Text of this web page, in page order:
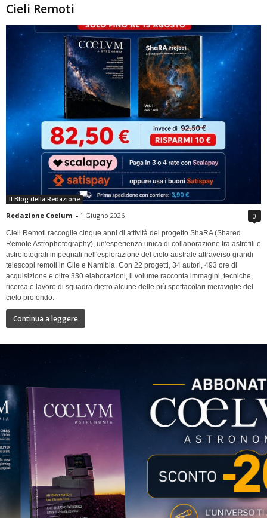
Cieli Remoti
Il Blog della Redazione
Redazione Coelum - 1 Giugno 2026 0
Cieli Remoti raccoglie cinque anni di attività del progetto ShaRA (Shared
Remote Astrophotography), un'esperienza unica di collaborazione tra astrofili e
astrofotografi impegnati nell'esplorazione del cielo australe attraverso grandi
telescopi remoti in Cile e Namibia. Con 22 progetti, 34 autori, 493 ore di
acquisizione e oltre 330 elaborazioni, il volume racconta immagini, tecniche,
ricerca e lavoro di squadra dietro alcune delle più spettacolari meraviglie del
cielo profondo.
Continua a leggere